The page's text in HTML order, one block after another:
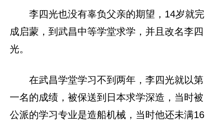
李四光也没有辜负父亲的期望，14岁就完
成启蒙，到武昌中等学堂求学，并且改名李四
光。
在武昌学堂学习不到两年，李四光就以第
一名的成绩，被保送到日本求学深造，当时被
公派的学习专业是造船机械，当时他还未满16